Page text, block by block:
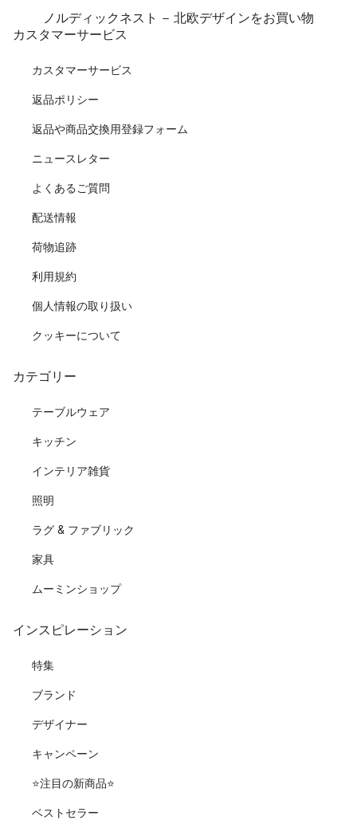
ノルディックネスト - 北欧デザインをお買い物
カスタマーサービス
カスタマーサービス
返品ポリシー
返品や商品交換用登録フォーム
ニュースレター
よくあるご質問
配送情報
荷物追跡
利用規約
個人情報の取り扱い
クッキーについて
カテゴリー
テーブルウェア
キッチン
インテリア雑貨
照明
ラグ & ファブリック
家具
ムーミンショップ
インスピレーション
特集
ブランド
デザイナー
キャンペーン
⭐️注目の新商品⭐️
ベストセラー